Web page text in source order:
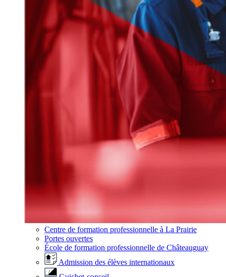
Centre de formation professionnelle à La Prairie
Portes ouvertes
École de formation professionnelle de Châteauguay
Admission des élèves internationaux